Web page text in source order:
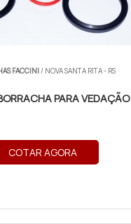
FACCINI/ NOVA SANTA RITA - RS
PARA VEDAÇÃO
COTAR AGORA